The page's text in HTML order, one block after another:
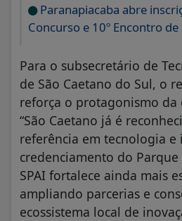
Paranapiacaba abre
Concurso e 10º Encontro
Para o subsecretário de
de São Caetano do Sul, o
reforça o protagonismo da
“São Caetano já é
referência em tecnologia e
credenciamento do
SPAI fortalece ainda mais
ampliando parcerias e
ecossistema local de